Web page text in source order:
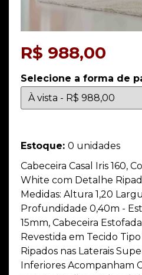
R$ 988,00
Selecione a forma de
Estoque: 0 unidades
Cabeceira Casal Iris 160,
White com Detalhe
Medidas: Altura 1,20
Profundidade 0,40m -
15mm, Cabeceira
Revestida em Tecido
Ripados nas Laterais
Inferiores Acompanham